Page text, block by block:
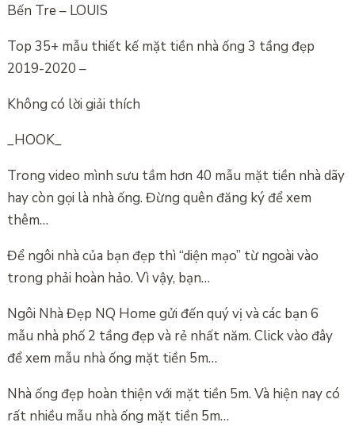
Bến Tre – LOUIS
Top 35+ mẫu thiết kế mặt tiền nhà ống 3 tầng đẹp
2019-2020 –
Không có lời giải thích
_HOOK_
Trong video mình sưu tầm hơn 40 mẫu mặt tiền nhà dãy
hay còn gọi là nhà ống. Đừng quên đăng ký để xem
thêm…
Để ngôi nhà của bạn đẹp thì “diện mạo” từ ngoài vào
trong phải hoàn hảo. Vì vậy, bạn…
Ngôi Nhà Đẹp NQ Home gửi đến quý vị và các bạn 6
mẫu nhà phố 2 tầng đẹp và rẻ nhất năm. Click vào đây
để xem mẫu nhà ống mặt tiền 5m…
Nhà ống đẹp hoàn thiện với mặt tiền 5m. Và hiện nay có
rất nhiều mẫu nhà ống mặt tiền 5m…